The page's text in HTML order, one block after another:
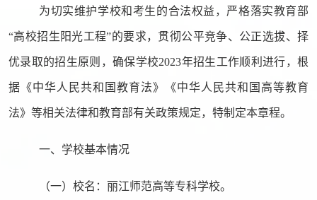
为切实维护学校和考生的合法权益，严格落实教育部
“高校招生阳光工程”的要求，贯彻公平竞争、公正选拔、择
优录取的招生原则，确保学校2023年招生工作顺利进行，根
据《中华人民共和国教育法》《中华人民共和国高等教育
法》等相关法律和教育部有关政策规定，特制定本章程。
一、学校基本情况
（一）校名：丽江师范高等专科学校。